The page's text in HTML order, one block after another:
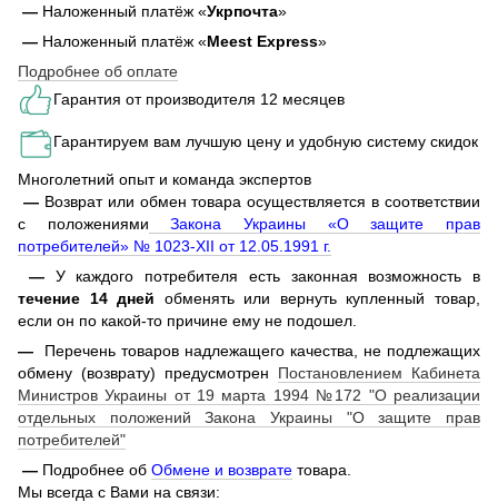
— Наложенный платёж «Укрпочта»
— Наложенный платёж «Meest Express»
Подробнее об оплате
Гарантия от производителя 12 месяцев
Гарантируем вам лучшую цену и удобную систему скидок
Многолетний опыт и команда экспертов
— Возврат или обмен товара осуществляется в соответствии
с положениями Закона Украины «О защите прав
потребителей» № 1023-XII от 12.05.1991 г.
— У каждого потребителя есть законная возможность в
течение 14 дней обменять или вернуть купленный товар,
если он по какой-то причине ему не подошел.
—
Перечень товаров надлежащего качества, не подлежащих
обмену (возврату) предусмотрен Постановлением Кабинета
Министров Украины от 19 марта 1994 №172 "О реализации
отдельных положений Закона Украины "О защите прав
потребителей"
— Подробнее об Обмене и возврате товара.
Мы всегда с Вами на связи: